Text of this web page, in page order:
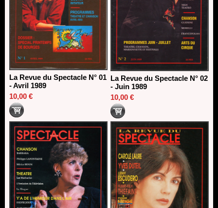
La Revue du Spectacle N° 01
- Avril 1989
10,00 €
La Revue du Spectacle N° 02
- Juin 1989
10,00 €